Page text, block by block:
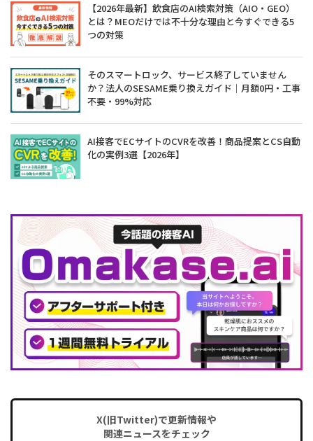
【2026年最新】飲食店のAI検索対策（AIO・GEO）
とは？MEOだけでは不十分な理由と今すぐできる5
つの対策
そのスマートロック、サービス終了していません
か？法人のSESAME乗り換えガイド｜月額0円・工事
不要・99%対応
AI接客でECサイトのCVRを改善！商品提案とCS自動
化の実例3選【2026年】
X(旧Twitter)で更新情報や
関連ニュースをチェック